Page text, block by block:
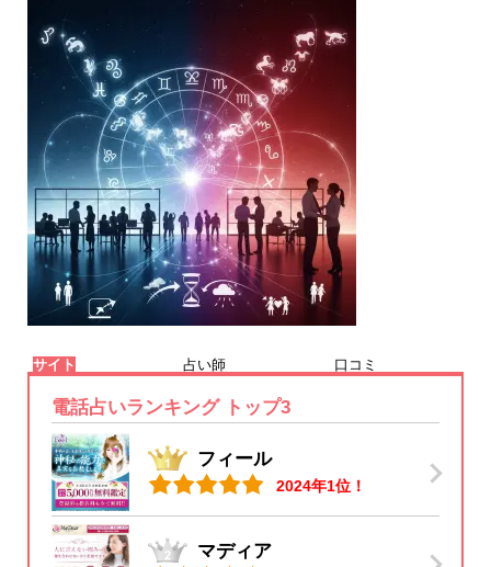
サイト 占い師 口コミ
電話占いランキング トップ3
フィール
2024年1位！
マディア